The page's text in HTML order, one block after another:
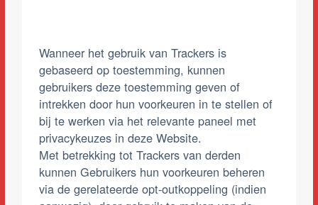
Wanneer het gebruik van Trackers is
gebaseerd op toestemming, kunnen
gebruikers deze toestemming geven of
intrekken door hun voorkeuren in te stellen of
bij te werken via het relevante paneel met
privacykeuzes in deze Website.
Met betrekking tot Trackers van derden
kunnen Gebruikers hun voorkeuren beheren
via de gerelateerde opt-outkoppeling (indien